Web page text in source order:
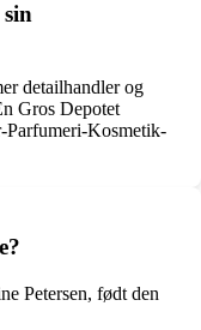
detailhandler og
Gros Depotet
Parfumeri-Kosmetik-
Petersen, født den